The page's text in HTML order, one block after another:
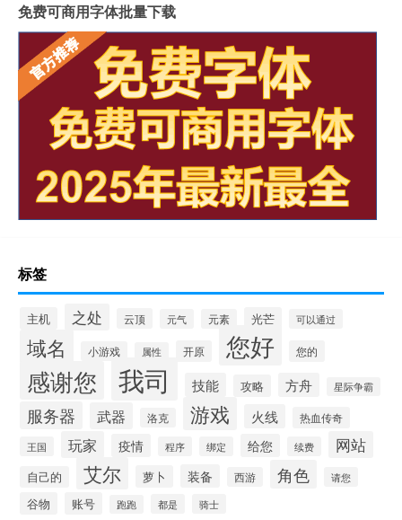
免费可商用字体批量下载
标签
主机 之处 云顶 元气 元素 光芒 可以通过
域名 小游戏 属性 开原 您好 您的
感谢您 我司 技能 攻略 方舟 星际争霸
服务器 武器 洛克 游戏 火线 热血传奇
王国 玩家 疫情 程序 绑定 给您 续费 网站
自己的 艾尔 萝卜 装备 西游 角色 请您
谷物 账号 跑跑 都是 骑士